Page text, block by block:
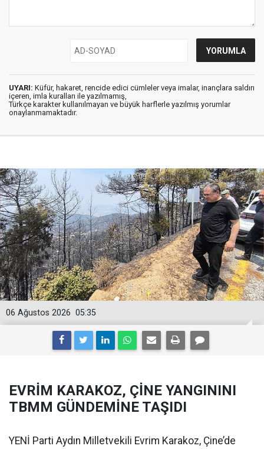
UYARI: Küfür, hakaret, rencide edici cümleler veya imalar, inançlara saldırı
içeren, imla kuralları ile yazılmamış,
Türkçe karakter kullanılmayan ve büyük harflerle yazılmış yorumlar
onaylanmamaktadır.
05:35
06 Ağustos 2026
EVRİM KARAKOZ, ÇİNE YANGININI
TBMM GÜNDEMİNE TAŞIDI
YENİ Parti Aydın Milletvekili Evrim Karakoz, Çine’de